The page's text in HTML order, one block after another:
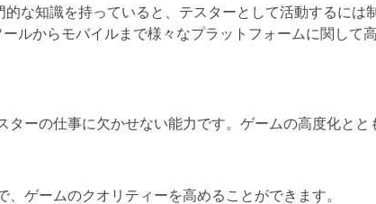
な知識を持っていると、テスターとして活動するには
ルからモバイルまで様々なプラットフォームに関して
ーの仕事に欠かせない能力です。ゲームの高度化とと
ゲームのクオリティーを高めることができます。